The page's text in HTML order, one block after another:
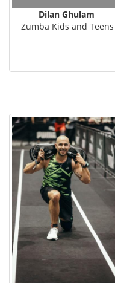
Dilan Ghulam
Zumba Kids and Teens